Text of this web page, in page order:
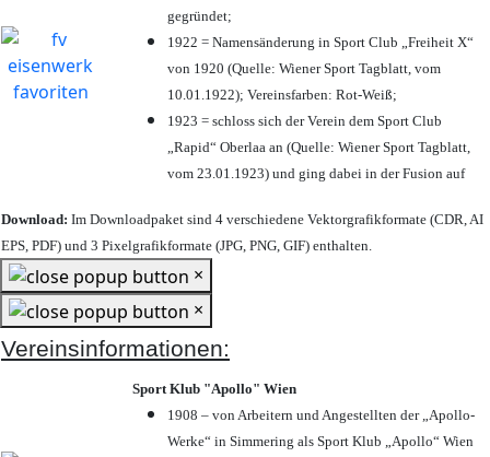
gegründet;
1922 = Namensänderung in Sport Club „Freiheit X“
von 1920 (Quelle: Wiener Sport Tagblatt, vom
10.01.1922); Vereinsfarben: Rot-Weiß;
1923 = schloss sich der Verein dem Sport Club
„Rapid“ Oberlaa an (Quelle: Wiener Sport Tagblatt,
vom 23.01.1923) und ging dabei in der Fusion auf
Download: Im Downloadpaket sind 4 verschiedene Vektorgrafikformate (CDR, AI
EPS, PDF) und 3 Pixelgrafikformate (JPG, PNG, GIF) enthalten.
×
×
Vereinsinformationen:
Sport Klub "Apollo" Wien
1908 – von Arbeitern und Angestellten der „Apollo-
Werke“ in Simmering als Sport Klub „Apollo“ Wien